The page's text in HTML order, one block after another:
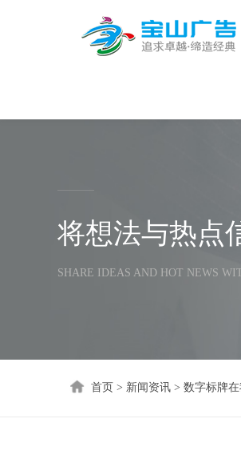
将想法与热点
SHARE IDEAS AND HOT NEWS
首页 > 新闻资讯 > 数字标牌